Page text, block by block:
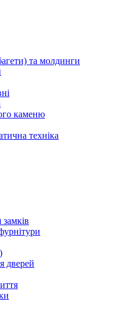
та молдинги
каменю
техніка
дверей